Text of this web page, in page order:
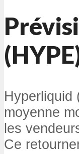
Hyperliquid
moyenne
les
Ce